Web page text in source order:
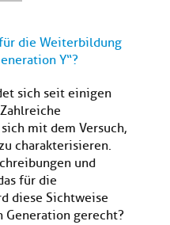
die Weiterbildung
Y“?
sich seit einigen
mit dem Versuch,
charakterisieren.
und
für die
diese Sichtweise
gerecht?